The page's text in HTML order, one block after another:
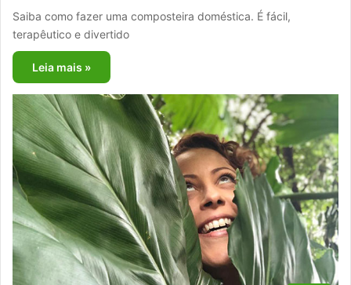
Saiba como fazer uma composteira doméstica. É fácil,
terapêutico e divertido
Leia mais »